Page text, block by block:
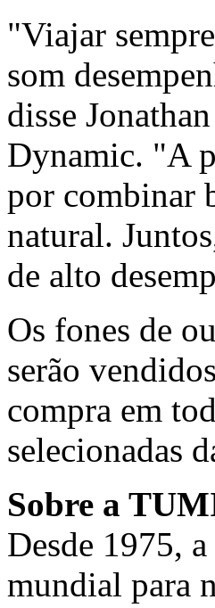
"Viajar
som
disse
Dynamic. "A
por combinar
natural.
de alto
Os fones de
serão
compra em
selecionadas
Sobre a
Desde 1975,
mundial para